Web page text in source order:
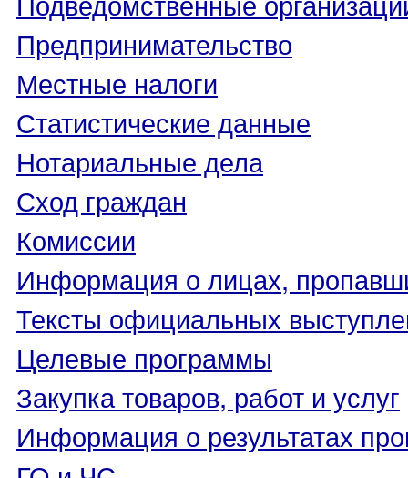
Предпринимательство
Местные налоги
Статистические данные
Нотариальные дела
Сход граждан
Комиссии
Информация о лицах,
Тексты официальных
Целевые программы
Закупка товаров, работ и услуг
Информация о результатах